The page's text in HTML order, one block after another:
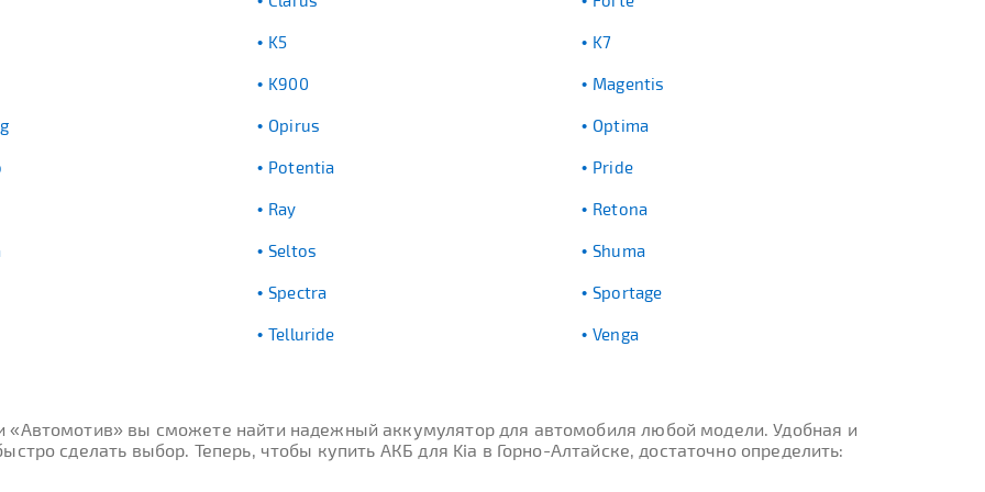
K5 K7
K900 Magentis
Opirus Optima
Potentia Pride
Ray Retona
Seltos Shuma
Spectra Sportage
Telluride Venga
«Автомотив» вы сможете найти надежный аккумулятор для автомобиля любой модели. Удобная и
сделать выбор. Теперь, чтобы купить АКБ для Kia в Горно-Алтайске, достаточно определить: